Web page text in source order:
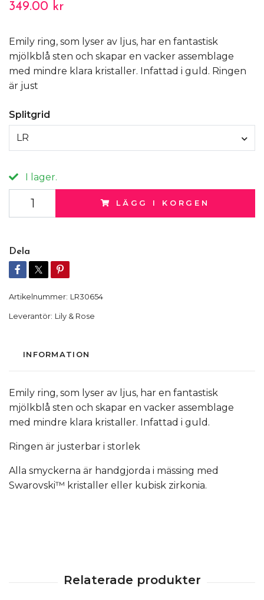
349.00 kr
Emily ring, som lyser av ljus, har en fantastisk
mjölkblå sten och skapar en vacker assemblage
med mindre klara kristaller. Infattad i guld. Ringen
är just
Splitgrid
LR
I lager.
LÄGG I KORGEN
Dela
Artikelnummer: LR30654
Leverantör: Lily & Rose
INFORMATION
Emily ring, som lyser av ljus, har en fantastisk
mjölkblå sten och skapar en vacker assemblage
med mindre klara kristaller. Infattad i guld.
Ringen är justerbar i storlek
Alla smyckerna är handgjorda i mässing med
Swarovski™ kristaller eller kubisk zirkonia.